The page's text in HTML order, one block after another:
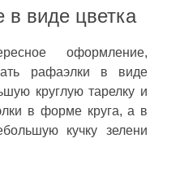
виде цветка
оформление,
рафаэлки в виде
круглую тарелку и
в форме круга, а в
кучку зелени